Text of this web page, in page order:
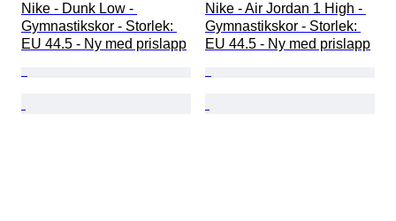
Nike - Dunk Low -
Gymnastikskor - Storlek:
EU 44.5 - Ny med prislapp
Nike - Air Jordan 1 High -
Gymnastikskor - Storlek:
EU 44.5 - Ny med prislapp